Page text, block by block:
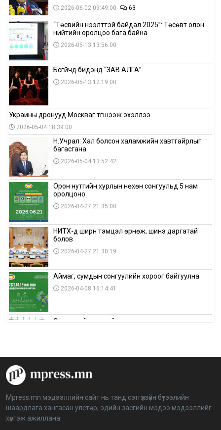
2026-06-02 09:49:00 63
“Төсвийн нээлттэй байдал 2025”: Төсөвт олон
нийтийн оролцоо бага байна
2026-05-13 13:56:00
Бүсгүйчүүд бидэнд “ЗАВ АЛГА”
2026-05-13 12:19:00
Украины дронууд Москваг түгшээж эхэллээ
2026-05-04 18:39:00
Н.Учрал: Хал болсон халамжийн хавтгайрлыг
багасгана
2026-05-04 13:52:42
Орон нутгийн хурлын нөхөн сонгуульд 5 нам
оролцоно
2026-04-27 21:35:00
НИТХ-д ширүүн тэмцэл өрнөж, шинэ даргатай
болов
2026-04-27 21:30:19
Аймаг, сумдын сонгуулийн хороог байгуулна
2026-04-08 16:14:41
Сонгуулийн хуулийн зөрчил, шалгах,
аймагт үргэлжилж байна
BTS-ийн тоглолтыг Netflix дэлхий даяар шууд
дамжуулна
Mpress.mn мэдээллийн сайт нь танд сэтгүүлзүйн бүтээлийн
шаардлага хангасан улстөр, эдийн засгийн мэдээ мэдээллийг
хүргэж ажиллана.